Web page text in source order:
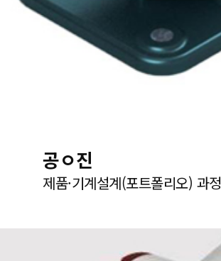
공ㅇ진
제품·기계설계(포트폴리오) 과정